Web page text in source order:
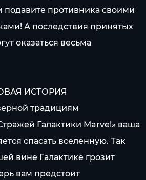
подавите противника своими
А последствия принятых
оказаться весьма
ИСТОРИЯ
традициям
Галактики Marvel» ваша
спасать вселенную. Так
вине Галактике грозит
вам предстоит